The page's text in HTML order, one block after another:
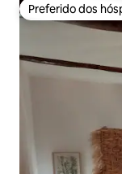
Preferido dos
Preferido dos